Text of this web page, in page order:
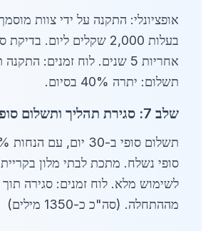
בעלות 2,000 שקלים ליום.
אחריות 5 שנים. לוח זמנים:
תשלום: יתרה 40% בסיום.
שלב 7: סגירת תהליך ותשלום סופי
סופי נשלח. מתכת לבתי מלון בקריית
מההתחלה. (סה"כ כ-1350 מילים)